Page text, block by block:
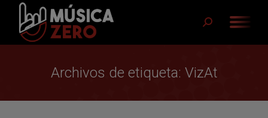
Buscar:
Archivos de etiqueta: VizAt